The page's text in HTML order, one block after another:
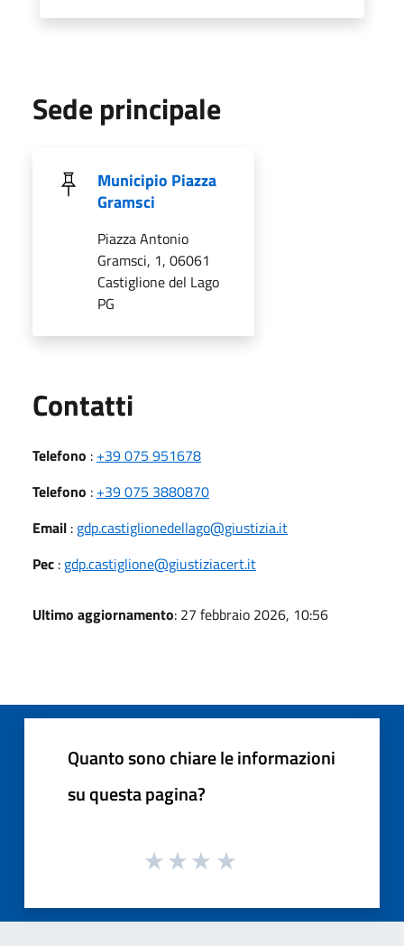
Sede principale
Municipio Piazza
Gramsci
Piazza Antonio
Gramsci, 1, 06061
Castiglione del Lago
PG
Contatti
Telefono : +39 075 951678
Telefono : +39 075 3880870
Email : gdp.castiglionedellago@giustizia.it
Pec : gdp.castiglione@giustiziacert.it
Ultimo aggiornamento: 27 febbraio 2026, 10:56
Quanto sono chiare le informazioni
su questa pagina?